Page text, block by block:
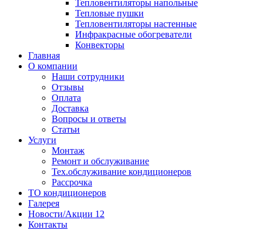
Тепловентиляторы напольные
Тепловые пушки
Тепловентиляторы настенные
Инфракрасные обогреватели
Конвекторы
Главная
О компании
Наши сотрудники
Отзывы
Оплата
Доставка
Вопросы и ответы
Статьи
Услуги
Монтаж
Ремонт и обслуживание
Тех.обслуживание кондиционеров
Рассрочка
ТО кондиционеров
Галерея
Новости/Акции 12
Контакты